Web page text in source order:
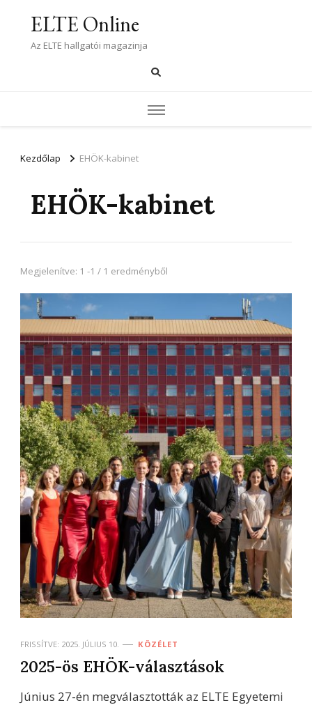
ELTE Online
Az ELTE hallgatói magazinja
Kezdőlap EHÖK-kabinet
EHÖK-kabinet
Megjelenítve: 1 -1 / 1 eredményből
FRISSÍTVE: 2025. JÚLIUS 10. KÖZÉLET
2025-ös EHÖK-választások
Június 27-én megválasztották az ELTE Egyetemi